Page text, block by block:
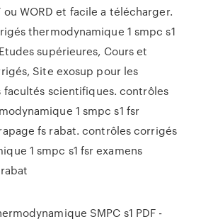
ou WORD et facile a télécharger.
thermodynamique 1 smpc s1
supérieures, Cours et
Site exosup pour les
facultés scientifiques. contrôles
1 smpc s1 fsr
fs rabat. contrôles corrigés
1 smpc s1 fsr examens
SMPC s1 PDF -